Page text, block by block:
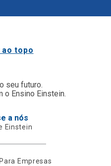
topo
seu futuro.
o Ensino Einstein.
a nós
Einstein
Para Empresas